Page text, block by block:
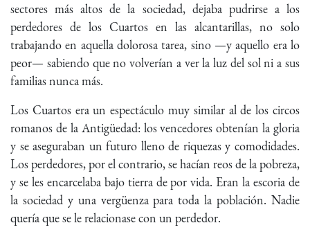
sectores más altos de la sociedad, dejaba pudrirse a los
perdedores de los Cuartos en las alcantarillas, no solo
trabajando en aquella dolorosa tarea, sino —y aquello era lo
peor— sabiendo que no volverían a ver la luz del sol ni a sus
familias nunca más.
Los Cuartos era un espectáculo muy similar al de los circos
romanos de la Antigüedad: los vencedores obtenían la gloria
y se aseguraban un futuro lleno de riquezas y comodidades.
Los perdedores, por el contrario, se hacían reos de la pobreza,
y se les encarcelaba bajo tierra de por vida. Eran la escoria de
la sociedad y una vergüenza para toda la población. Nadie
quería que se le relacionase con un perdedor.